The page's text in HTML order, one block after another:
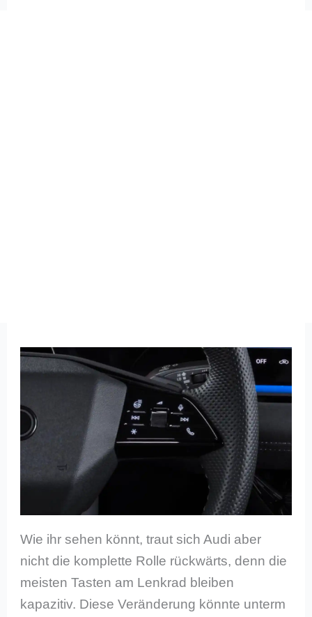
Wie ihr sehen könnt, traut sich Audi aber
nicht die komplette Rolle rückwärts, denn die
meisten Tasten am Lenkrad bleiben
kapazitiv. Diese Veränderung könnte unterm